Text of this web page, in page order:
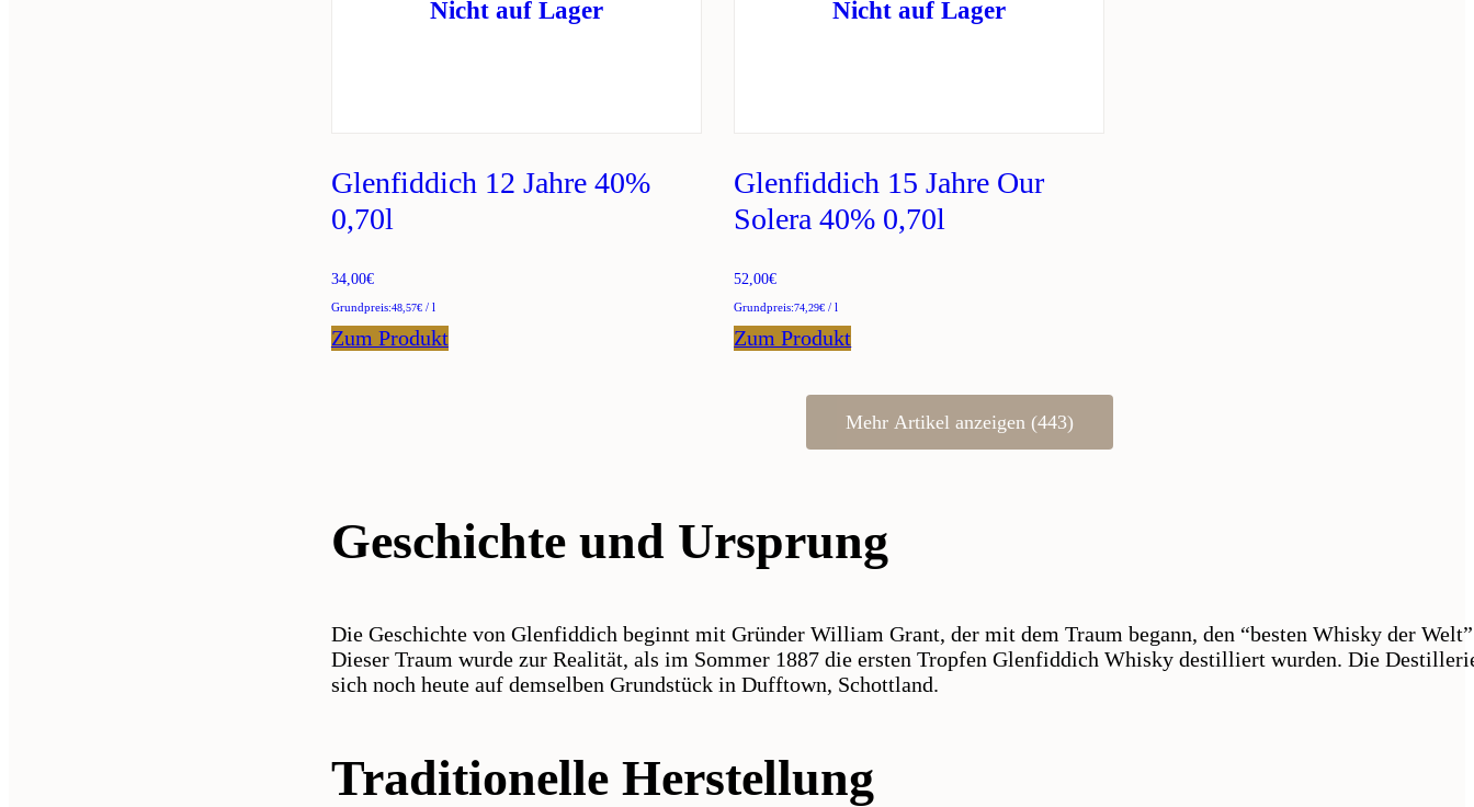
Glenfiddich 12 Jahre 40%
0,70l
34,00€
48,57€/ l
Zum Produkt
Glenfiddich 15 Jahre Our
Solera 40% 0,70l
52,00€
74,29€ /l
Zum Produkt
Mehr Artikel anzeigen (443)
Geschichte und Ursprung
Die Geschichte von Glenfiddich beginnt mit Gründer William Grant, der mit dem Traum begann, den “besten Whisky der
Dieser Traum wurde zur Realität, als im Sommer 1887 die ersten Tropfen Glenfiddich Whisky destilliert wurden. Die
sich noch heute auf demselben Grundstück in Dufftown, Schottland.
Traditionelle Herstellung